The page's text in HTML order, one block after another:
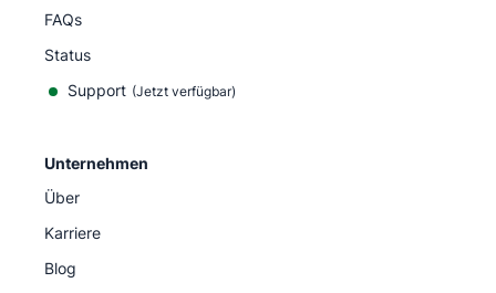
FAQs
Status
Support (Jetzt verfügbar)
Unternehmen
Über
Karriere
Blog